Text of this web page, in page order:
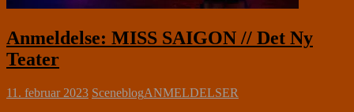
Anmeldelse: MISS SAIGON // Det Ny
Teater
11. februar 2023 SceneblogANMELDELSER